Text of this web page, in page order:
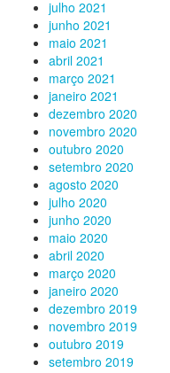
julho 2021
junho 2021
maio 2021
abril 2021
março 2021
janeiro 2021
dezembro 2020
novembro 2020
outubro 2020
setembro 2020
agosto 2020
julho 2020
junho 2020
maio 2020
abril 2020
março 2020
janeiro 2020
dezembro 2019
novembro 2019
outubro 2019
setembro 2019